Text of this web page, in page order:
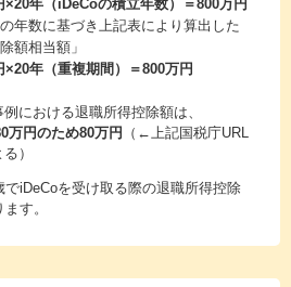
×20年（iDeCoの積立年数）＝800万円
の年数に基づき上記表により算出した
額相当額」
×20年（重複期間）＝800万円
における退職所得控除額は、
円のため80万円
（←上記国税庁URL
）
でiDeCoを受け取る際の退職所得控除
す。